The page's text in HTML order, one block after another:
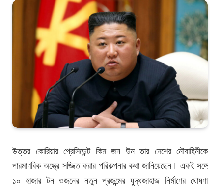
উত্তর কোরিয়ার প্রেসিডেন্ট কিম জন উন তার দেশের নৌবাহিনীকে
পারমাণবিক অস্ত্রে সজ্জিত করার পরিকল্পনার কথা জানিয়েছেন। একই সঙ্গে
১০ হাজার টন ওজনের নতুন প্রজন্মের যুদ্ধজাহাজ নির্মাণের ঘোষণা